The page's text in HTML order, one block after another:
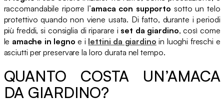
raccomandabile riporre l’amaca con supporto sotto un telo
protettivo quando non viene usata. Di fatto, durante i periodi
più freddi, si consiglia di riparare i set da giardino, così come
le amache in legno e i lettini da giardino in luoghi freschi e
asciutti per preservare la loro durata nel tempo.
QUANTO COSTA UN’AMACA
DA GIARDINO?